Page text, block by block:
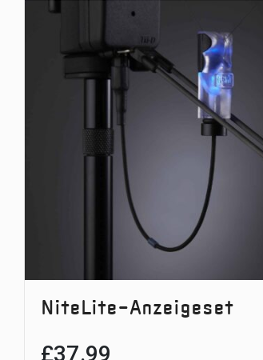
NiteLite-Anzeigeset
£37.99